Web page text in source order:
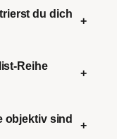
du dich
+
Reihe
+
objektiv sind
+